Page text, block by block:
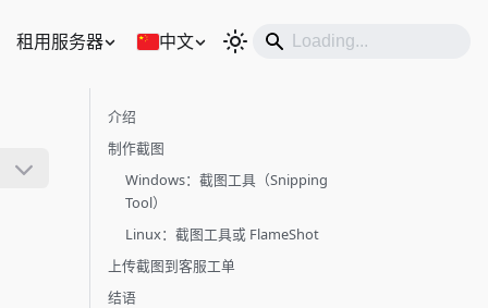
租用服务器 中文
介绍
制作截图
Windows：截图工具（Snipping
Tool）
Linux：截图工具或 FlameShot
上传截图到客服工单
结语